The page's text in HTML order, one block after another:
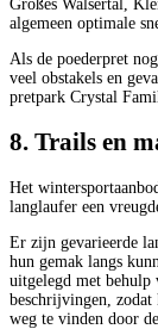
Großes Walsertal,
algemeen optimale
Als de poederpret
veel obstakels en
pretpark Crystal
8. Trails en
Het
langlaufer een
Er zijn gevarieerde
hun gemak langs
uitgelegd met behulp
beschrijvingen, zodat
weg te vinden door de